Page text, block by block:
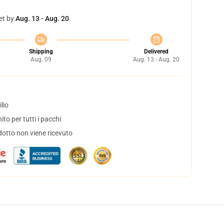
byAug. 13 - Aug. 20
Shipping
Aug. 09
Delivered
Aug. 13 - Aug. 20
per tutti i pacchi
non viene ricevuto